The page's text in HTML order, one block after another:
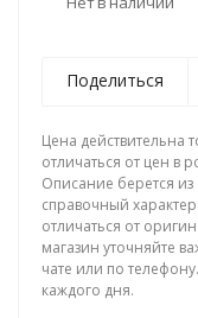
Поделиться
Цена действительна
отличаться от цен в
Описание берется
справочный
отличаться от
магазин уточняйте
чате или по
каждого дня.